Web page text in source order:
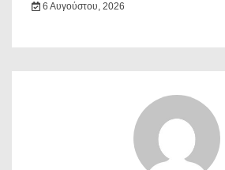
6 Αυγούστου, 2026